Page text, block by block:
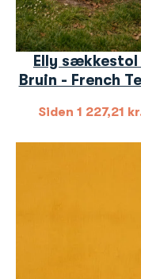
Elly sækkestol
Bruin - French
Siden 1 227,21